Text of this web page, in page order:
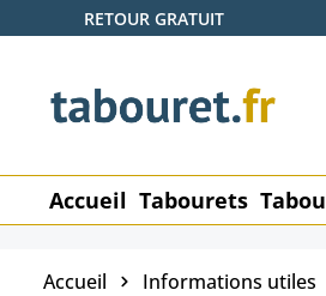
au contenu principal
Passer à la recherche
Passer à la navigation principale
RETOUR GRATUIT
Accueil Tabourets
Accueil Informations utiles